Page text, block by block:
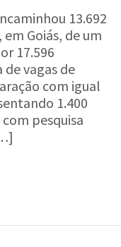
13.692
Goiás, de um
17.596
vagas de
com igual
1.400
pesquisa